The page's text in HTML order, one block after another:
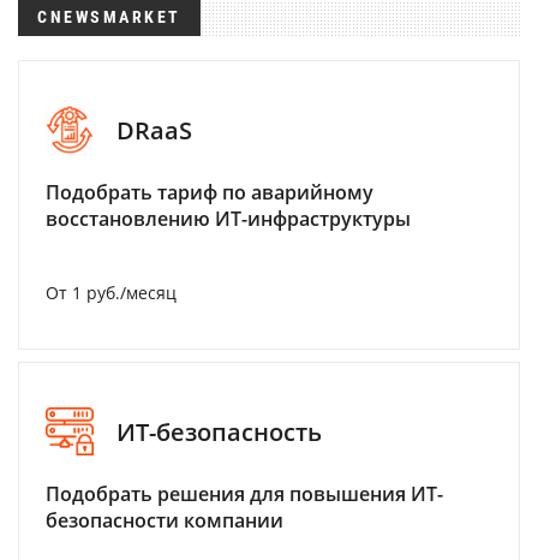
CNEWSMARKET
DRaaS
Подобрать тариф по аварийному
восстановлению ИТ-инфраструктуры
От 1 руб./месяц
ИТ-безопасность
Подобрать решения для повышения ИТ-
безопасности компании